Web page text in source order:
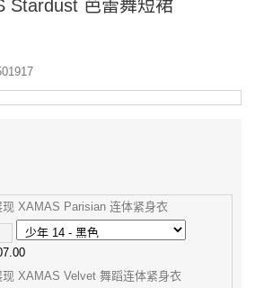
Stardust 芭蕾舞短裙
现 XAMAS Parisian 连体紧身衣
现 XAMAS Velvet 舞蹈连体紧身衣